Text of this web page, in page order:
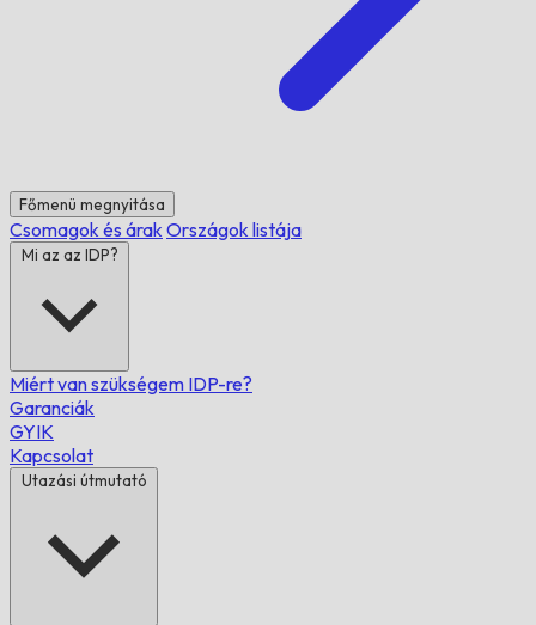
Főmenü megnyitása
Csomagok és árak Országok listája
Mi az az IDP?
Miért van szükségem IDP-re?
Garanciák
GYIK
Kapcsolat
Utazási útmutató